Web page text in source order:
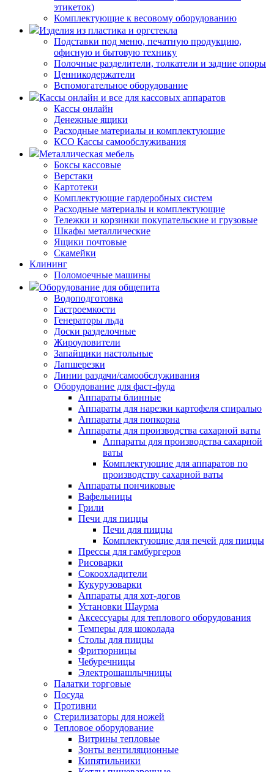
этикеток)
Комплектующие к весовому оборудованию
Изделия из пластика и оргстекла
Подставки под меню, печатную продукцию,
офисную и бытовую технику
Полочные разделители, толкатели и задние опоры
Ценникодержатели
Вспомогательное оборудование
Кассы онлайн и все для кассовых аппаратов
Кассы онлайн
Денежные ящики
Расходные материалы и комплектующие
КСО Кассы самообслуживания
Металлическая мебель
Боксы кассовые
Верстаки
Картотеки
Комплектующие гардеробных систем
Расходные материалы и комплектующие
Тележки и корзинки покупательские и грузовые
Шкафы металлические
Ящики почтовые
Скамейки
Клининг
Поломоечные машины
Оборудование для общепита
Водоподготовка
Гастроемкости
Генераторы льда
Доски разделочные
Жироуловители
Запайщики настольные
Лапшерезки
Линии раздачи/самообслуживания
Оборудование для фаст-фуда
Аппараты блинные
Аппараты для нарезки картофеля спиралью
Аппараты для попкорна
Аппараты для производства сахарной ваты
Аппараты для производства сахарной
ваты
Комплектующие для аппаратов по
производству сахарной ваты
Аппараты пончиковые
Вафельницы
Грили
Печи для пиццы
Печи для пиццы
Комплектующие для печей для пиццы
Прессы для гамбургеров
Рисоварки
Сокоохладители
Кукурузоварки
Аппараты для хот-догов
Установки Шаурма
Аксессуары для теплового оборудования
Темперы для шоколада
Столы для пиццы
Фритюрницы
Чебуречницы
Электрошашлычницы
Палатки торговые
Посуда
Противни
Стерилизаторы для ножей
Тепловое оборудование
Витрины тепловые
Зонты вентиляционные
Кипятильники